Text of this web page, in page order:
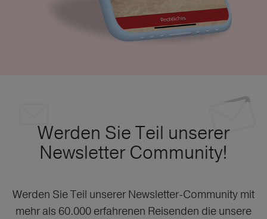
Werden Sie Teil unserer
Newsletter Community!
Werden Sie Teil unserer Newsletter-Community mit
mehr als 60.000 erfahrenen Reisenden die unsere